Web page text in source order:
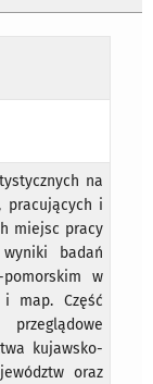
na
pracujących i
miejsc pracy
badań
w
map. Część
kujawsko-
oraz